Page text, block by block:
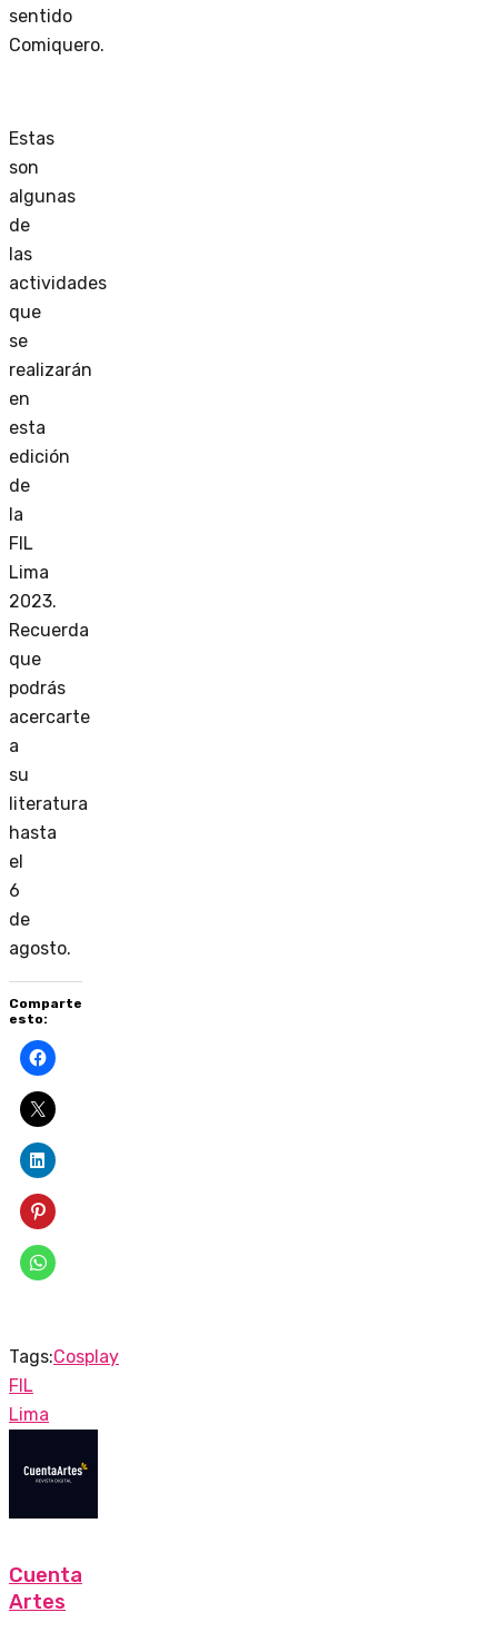
sentido
Comiquero.
Estas
son
algunas
de
las
actividades
que
se
realizarán
en
esta
edición
de
la
FIL
Lima
2023.
Recuerda
que
podrás
acercarte
a
su
literatura
hasta
el
6
de
agosto.
Comparte
esto:
Tags:Cosplay
FIL
Lima
Cuenta
Artes